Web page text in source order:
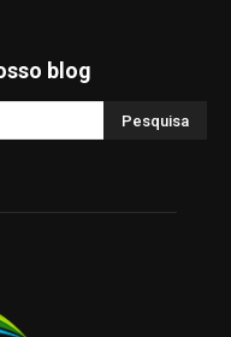
blog